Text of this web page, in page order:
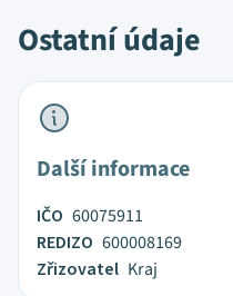
Ostatní údaje
Další informace
IČO 60075911
REDIZO 600008169
Zřizovatel Kraj